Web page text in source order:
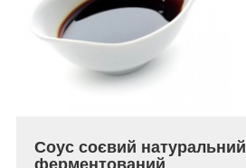
Соус соєвий натуральний
ферментований